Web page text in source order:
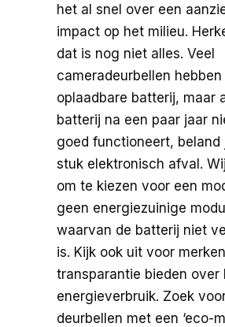
het al snel over een
impact op het milieu.
dat is nog niet alles. Veel
cameradeurbellen hebben
oplaadbare batterij, maar
batterij na een paar jaar
goed functioneert, beland
stuk elektronisch afval.
om te kiezen voor een
geen energiezuinige
waarvan de batterij niet
is. Kijk ook uit voor
transparantie bieden over
energieverbruik. Zoek
deurbellen met een ‘eco-